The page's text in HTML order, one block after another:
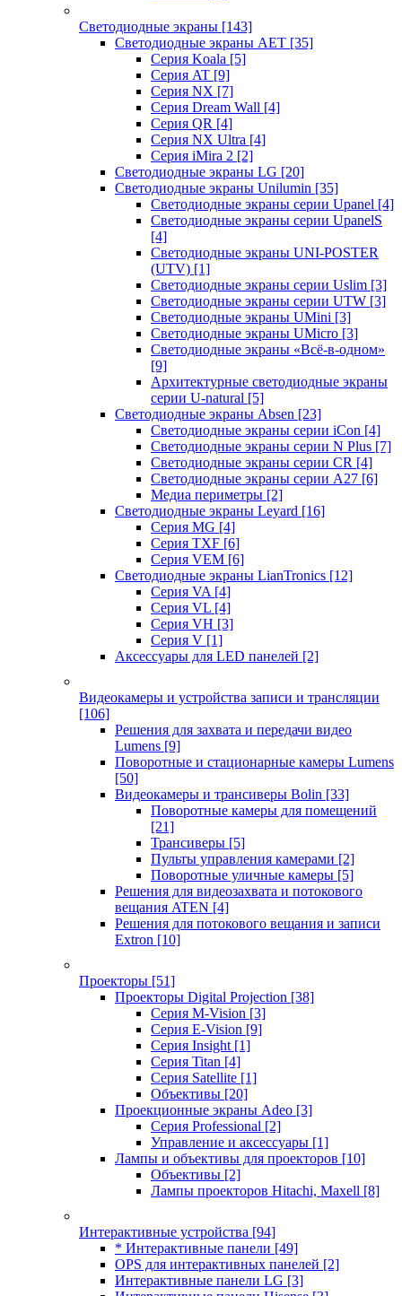
Светодиодные экраны [143]
Светодиодные экраны AET [35]
Cерия Koala [5]
Серия AT [9]
Серия NX [7]
Серия Dream Wall [4]
Серия QR [4]
Серия NX Ultra [4]
Серия iMira 2 [2]
Светодиодные экраны LG [20]
Светодиодные экраны Unilumin [35]
Светодиодные экраны серии Upanel [4]
Светодиодные экраны серии UpanelS
[4]
Светодиодные экраны UNI-POSTER
(UTV) [1]
Светодиодные экраны серии Uslim [3]
Светодиодные экраны серии UTW [3]
Светодиодные экраны UMini [3]
Светодиодные экраны UMicro [3]
Светодиодные экраны «Всё-в-одном»
[9]
Архитектурные светодиодные экраны
серии U-natural [5]
Светодиодные экраны Absen [23]
Светодиодные экраны серии iCon [4]
Светодиодные экраны серии N Plus [7]
Светодиодные экраны серии CR [4]
Светодиодные экраны серии А27 [6]
Медиа периметры [2]
Светодиодные экраны Leyard [16]
Серия MG [4]
Серия TXF [6]
Серия VEM [6]
Светодиодные экраны LianTronics [12]
Серия VA [4]
Серия VL [4]
Серия VH [3]
Серия V [1]
Аксессуары для LED панелей [2]
Видеокамеры и устройства записи и трансляции
[106]
Решения для захвата и передачи видео
Lumens [9]
Поворотные и стационарные камеры Lumens
[50]
Видеокамеры и трансиверы Bolin [33]
Поворотные камеры для помещений
[21]
Трансиверы [5]
Пульты управления камерами [2]
Поворотные уличные камеры [5]
Решения для видеозахвата и потокового
вещания ATEN [4]
Решения для потокового вещания и записи
Extron [10]
Проекторы [51]
Проекторы Digital Projection [38]
Серия M-Vision [3]
Серия E-Vision [9]
Серия Insight [1]
Серия Titan [4]
Серия Satellite [1]
Объективы [20]
Проекционные экраны Adeo [3]
Серия Professional [2]
Управление и аксессуары [1]
Лампы и объективы для проекторов [10]
Объективы [2]
Лампы проекторов Hitachi, Maxell [8]
Интерактивные устройства [94]
* Интерактивные панели [49]
OPS для интерактивных панелей [2]
Интерактивные панели LG [3]